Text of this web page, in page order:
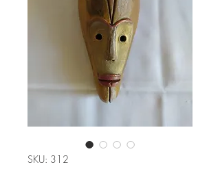
SKU: 312